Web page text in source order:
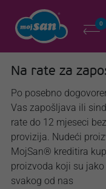
0
Na rate za
Po posebno
Vas zapošljava ili
rate do 12 mjeseci
provizija. Nudeći
MojSan® kreditira
proizvoda koji su
svakog od nas